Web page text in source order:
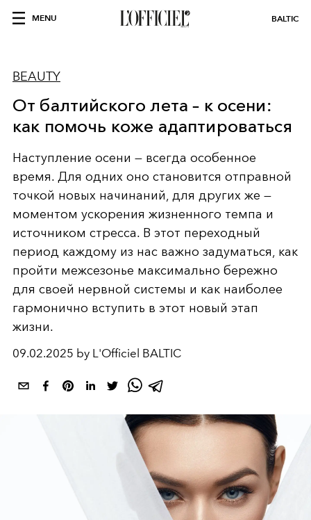
MENU BALTIC
BEAUTY
От балтийского лета – к осени:
как помочь коже адаптироваться
Наступление осени — всегда особенное
время. Для одних оно становится отправной
точкой новых начинаний, для других же —
моментом ускорения жизненного темпа и
источником стресса. В этот переходный
период каждому из нас важно задуматься, как
пройти межсезонье максимально бережно
для своей нервной системы и как наиболее
гармонично вступить в этот новый этап
жизни.
09.02.2025 by L'Officiel BALTIC